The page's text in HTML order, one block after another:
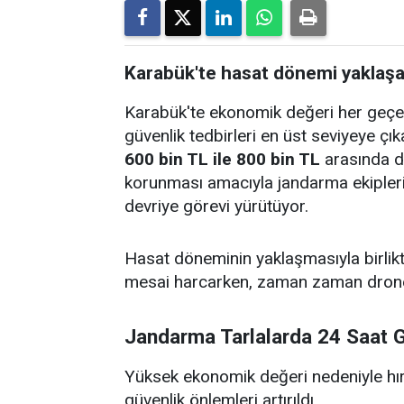
Karabük'te hasat dönemi
Karabük'te ekonomik değeri her
güvenlik tedbirleri en üst seviyeye
600 bin TL ile 800 bin TL arasında
korunması amacıyla jandarma
devriye görevi yürütüyor.
Hasat döneminin yaklaşmasıyla
mesai harcarken, zaman zaman
Jandarma Tarlalarda 24 Saat
Yüksek ekonomik değeri nedeniyle
güvenlik önlemleri artırıldı.